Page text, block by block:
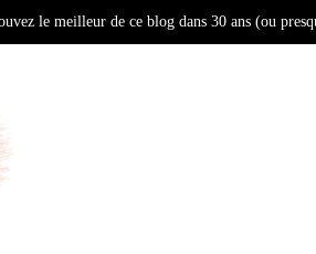
le meilleur de ce blog dans 30 ans (ou